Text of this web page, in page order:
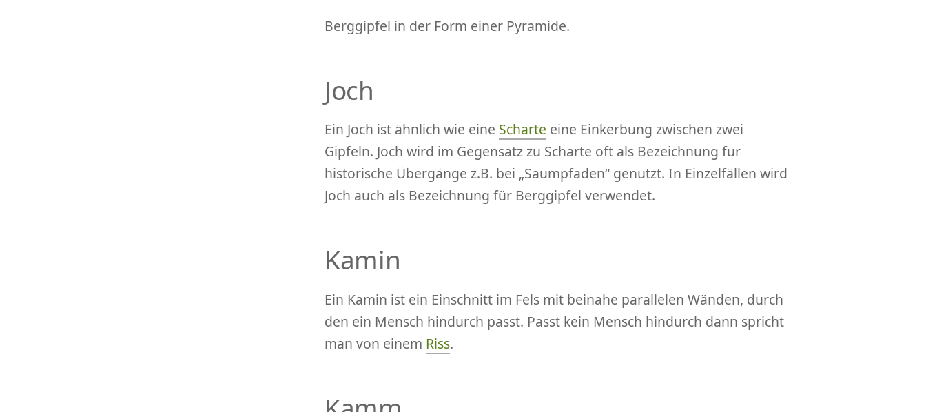
Berggipfel in der Form einer Pyramide.
Joch
Ein Joch ist ähnlich wie eine Scharte eine Einkerbung zwischen zwei
Gipfeln. Joch wird im Gegensatz zu Scharte oft als Bezeichnung für
historische Übergänge z.B. bei „Saumpfaden“ genutzt. In Einzelfällen wird
Joch auch als Bezeichnung für Berggipfel verwendet.
Kamin
Ein Kamin ist ein Einschnitt im Fels mit beinahe parallelen Wänden, durch
den ein Mensch hindurch passt. Passt kein Mensch hindurch dann spricht
man von einem Riss.